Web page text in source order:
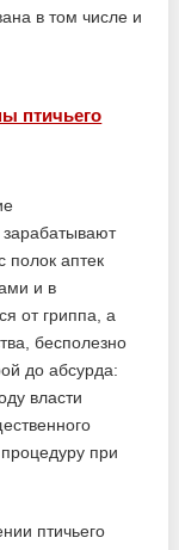
в том числе и
птичьего
полок аптек
и в
от гриппа, а
бесполезно
до абсурда:
власти
при
птичьего